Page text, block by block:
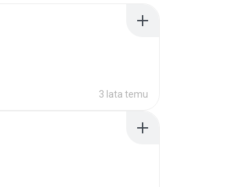
3 lata temu